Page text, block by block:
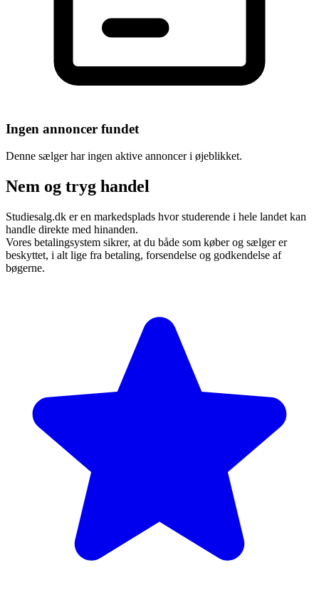
Ingen annoncer fundet
Denne sælger har ingen aktive annoncer i øjeblikket.
Nem og tryg handel
Studiesalg.dk er en markedsplads hvor studerende i hele landet kan
handle direkte med hinanden.
Vores betalingsystem sikrer, at du både som køber og sælger er
beskyttet, i alt lige fra betaling, forsendelse og godkendelse af
bøgerne.